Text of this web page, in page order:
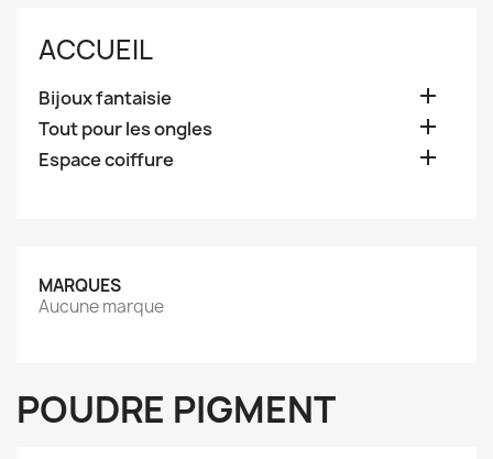
ACCUEIL
Bijoux fantaisie 
Tout pour les ongles 
Espace coiffure 
MARQUES
Aucune marque
POUDRE PIGMENT